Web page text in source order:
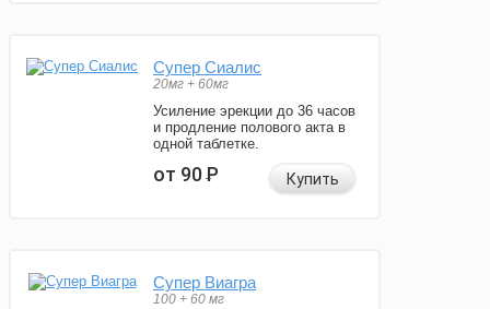
Супер Сиалис
20мг + 60мг
Усиление эрекции до 36 часов
и продление полового акта в
одной таблетке.
от 90Р Купить
Супер Виагра
100 + 60 мг